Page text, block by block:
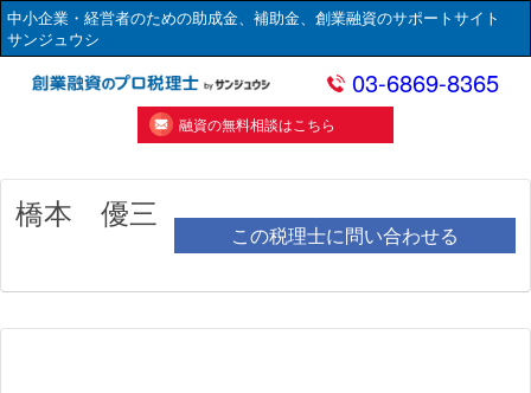
中小企業・経営者のための助成金、補助金、創業融資のサポートサイト
サンジュウシ
03-6869-8365
融資の無料相談はこちら
橋本 優三
この税理士に問い合わせる